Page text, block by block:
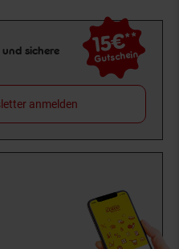
und sichere
15€**
Gutschein
anmelden